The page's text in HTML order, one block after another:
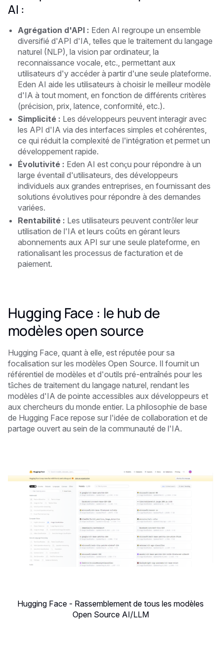
AI :
Agrégation d'API : Eden AI regroupe un ensemble
diversifié d'API d'IA, telles que le traitement du langage
naturel (NLP), la vision par ordinateur, la
reconnaissance vocale, etc., permettant aux
utilisateurs d'y accéder à partir d'une seule plateforme.
Eden AI aide les utilisateurs à choisir le meilleur modèle
d'IA à tout moment, en fonction de différents critères
(précision, prix, latence, conformité, etc.).
Simplicité : Les développeurs peuvent interagir avec
les API d'IA via des interfaces simples et cohérentes,
ce qui réduit la complexité de l'intégration et permet un
développement rapide.
Évolutivité : Eden AI est conçu pour répondre à un
large éventail d'utilisateurs, des développeurs
individuels aux grandes entreprises, en fournissant des
solutions évolutives pour répondre à des demandes
variées.
Rentabilité : Les utilisateurs peuvent contrôler leur
utilisation de l'IA et leurs coûts en gérant leurs
abonnements aux API sur une seule plateforme, en
rationalisant les processus de facturation et de
paiement.
Hugging Face : le hub de
modèles open source
Hugging Face, quant à elle, est réputée pour sa
focalisation sur les modèles Open Source. Il fournit un
référentiel de modèles et d'outils pré-entraînés pour les
tâches de traitement du langage naturel, rendant les
modèles d'IA de pointe accessibles aux développeurs et
aux chercheurs du monde entier. La philosophie de base
de Hugging Face repose sur l'idée de collaboration et de
partage ouvert au sein de la communauté de l'IA.
Hugging Face - Rassemblement de tous les modèles
Open Source AI/LLM